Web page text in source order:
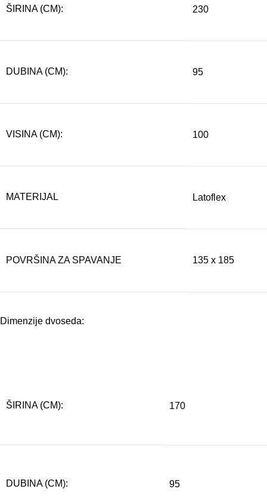
ŠIRINA (CM): 230
DUBINA (CM): 95
VISINA (CM): 100
MATERIJAL Latoflex
POVRŠINA ZA SPAVANJE 135 x 185
Dimenzije dvoseda:
ŠIRINA (CM): 170
DUBINA (CM): 95